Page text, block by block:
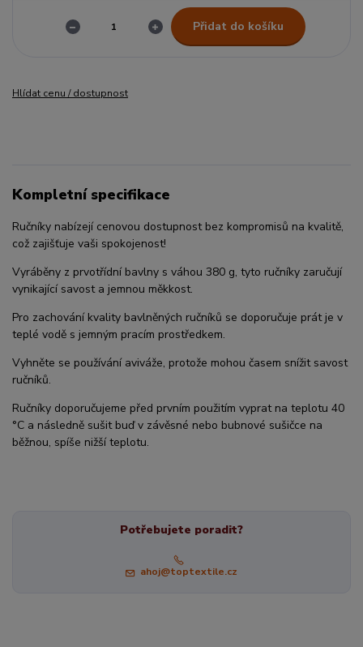
Přidat do košíku
Hlídat cenu / dostupnost
Kompletní specifikace
Ručníky nabízejí cenovou dostupnost bez kompromisů na kvalitě,
což zajišťuje vaši spokojenost!
Vyráběny z prvotřídní bavlny s váhou 380 g, tyto ručníky zaručují
vynikající savost a jemnou měkkost.
Pro zachování kvality bavlněných ručníků se doporučuje prát je v
teplé vodě s jemným pracím prostředkem.
Vyhněte se používání aviváže, protože mohou časem snížit savost
ručníků.
Ručníky doporučujeme před prvním použitím vyprat na teplotu 40
°C a následně sušit buď v závěsné nebo bubnové sušičce na
běžnou, spíše nižší teplotu.
Potřebujete poradit?
ahoj@toptextile.cz